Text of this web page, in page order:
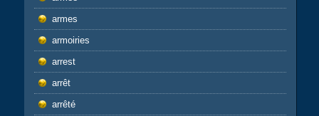
armes
armoiries
arrest
arrêt
arrêté